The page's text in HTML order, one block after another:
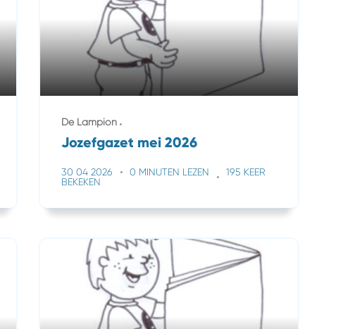
De Lampion
Jozefgazet mei 2026
30 04 2026 0 MINUTEN LEZEN
195 KEER
BEKEKEN